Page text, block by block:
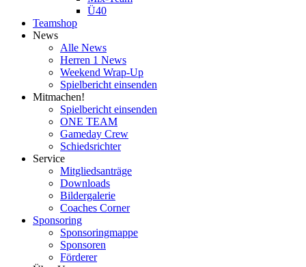
Ü40
Teamshop
News
Alle News
Herren 1 News
Weekend Wrap-Up
Spielbericht einsenden
Mitmachen!
Spielbericht einsenden
ONE TEAM
Gameday Crew
Schiedsrichter
Service
Mitgliedsanträge
Downloads
Bildergalerie
Coaches Corner
Sponsoring
Sponsoringmappe
Sponsoren
Förderer